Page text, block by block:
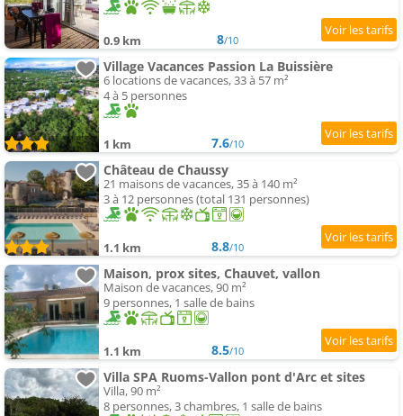
0.9 km 8/10
Village Vacances Passion La Buissière
6 locations de vacances, 33 à 57 m²
4 à 5 personnes
1 km 7.6/10
Château de Chaussy
21 maisons de vacances, 35 à 140 m²
3 à 12 personnes (total 131 personnes)
1.1 km 8.8/10
Maison, prox sites, Chauvet, vallon
Maison de vacances, 90 m²
9 personnes, 1 salle de bains
1.1 km 8.5/10
Villa SPA Ruoms-Vallon pont d'Arc et sites
Villa, 90 m²
8 personnes, 3 chambres, 1 salle de bains